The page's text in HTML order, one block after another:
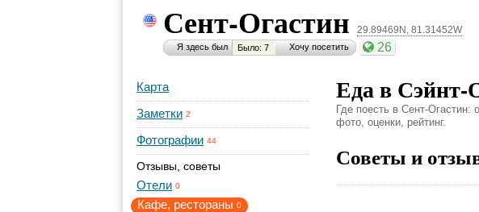
Сент-Огастин 29.89469N, 81.31452W
Я здесь был Было: 7 Хочу посетить 26
Карта
Заметки 2
Фотографии 44
Отзывы, советы
Отели 0
Кафе, рестораны 0
Еда в Сэйнт-
Где поесть в Сент-Огастин:
фото, оценки, рейтинг.
Советы и